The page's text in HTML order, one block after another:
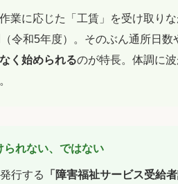
業に応じた「工賃」を受け取り
（令和5年度）。そのぶん通所日数
く始められるのが特長。体調に
られない、ではない
行する 「障害福祉サービス受給者